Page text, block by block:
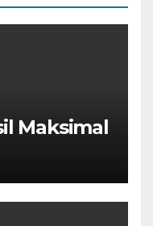
Maksimal